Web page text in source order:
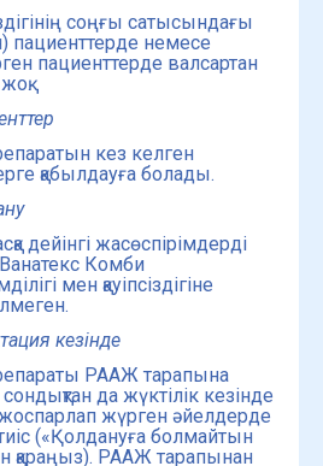
соңғы сатысындағы
немесе
пациенттерде валсартан
кез келген
қабылдауға болады.
дейінгі жасөспірімдерді
Комби
мен қауіпсіздігіне
кезінде
РААЖ тарапына
да жүктілік кезінде
жоспарлап жүрген әйелдерде
(«Қолдануға болмайтын
қараңыз). РААЖ тарапынан